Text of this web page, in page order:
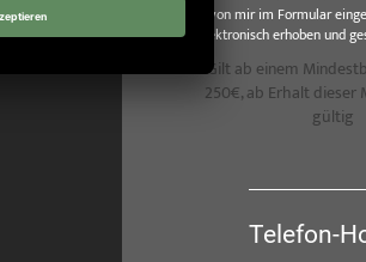
von mir im Formular
elektronisch erhoben und
*Gilt ab einem
250€, ab Erhalt dieser
gültig
Telefon-